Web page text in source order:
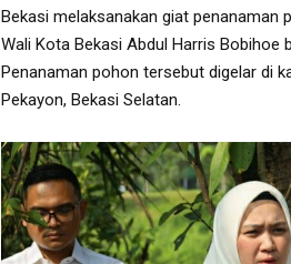
Bekasi melaksanakan giat penanaman
Wali Kota Bekasi Abdul Harris Bobihoe
Penanaman pohon tersebut digelar di
Pekayon, Bekasi Selatan.